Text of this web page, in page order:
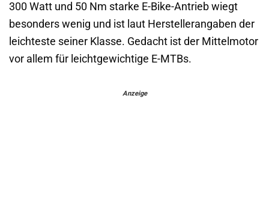
300 Watt und 50 Nm starke E-Bike-Antrieb wiegt
besonders wenig und ist laut Herstellerangaben der
leichteste seiner Klasse. Gedacht ist der Mittelmotor
vor allem für leichtgewichtige E-MTBs.
Anzeige